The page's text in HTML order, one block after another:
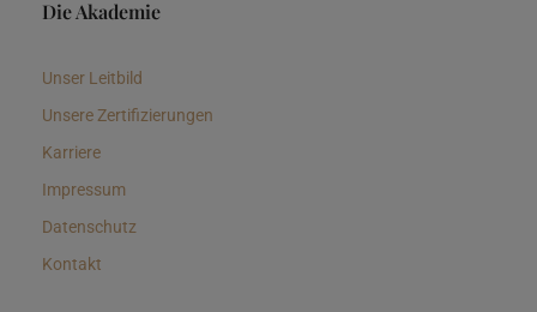
Die Akademie
Unser Leitbild
Unsere Zertifizierungen
Karriere
Impressum
Datenschutz
Kontakt